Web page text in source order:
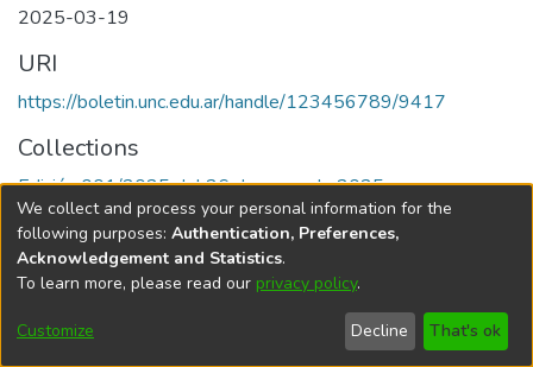
2025-03-19
URI
https://boletin.unc.edu.ar/handle/123456789/9417
Collections
Edición 001/2025 del 26 de mayo de 2025
Universidad Nacional de Córdoba
We collect and process your personal information for the
following purposes: Authentication, Preferences,
Acknowledgement and Statistics.
To learn more, please read our privacy policy.
Customize Decline That's ok